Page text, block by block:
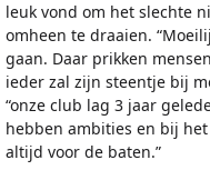
leuk vond om het slechte
omheen te draaien.
gaan. Daar prikken
ieder zal zijn steentje bij
“onze club lag 3 jaar
hebben ambities en bij
altijd voor de baten.”